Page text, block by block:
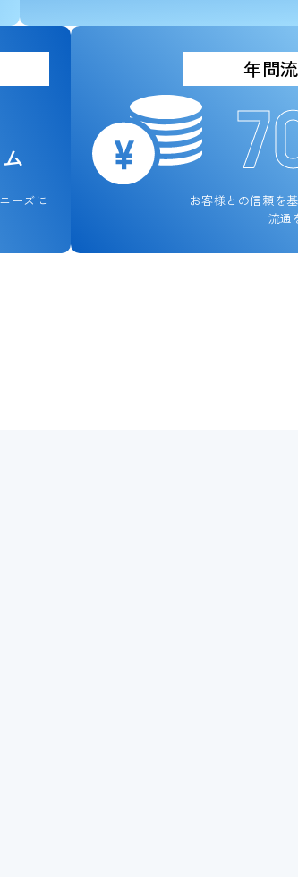
ーズに
年間
お客様との信頼を基
流通